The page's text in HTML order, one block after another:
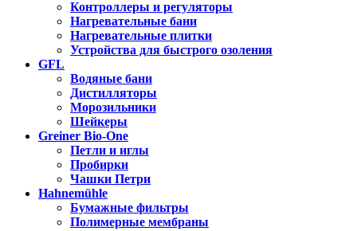
Контроллеры и регуляторы
Нагревательные бани
Нагревательные плитки
Устройства для быстрого озоления
GFL
Водяные бани
Дистилляторы
Морозильники
Шейкеры
Greiner Bio-One
Петли и иглы
Пробирки
Чашки Петри
Hahnemühle
Бумажные фильтры
Полимерные мембраны